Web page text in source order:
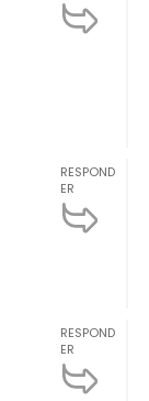
RESPOND
ER
RESPOND
ER